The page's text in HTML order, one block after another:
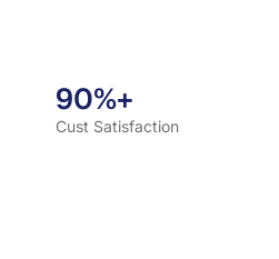
90%+
Cust Satisfaction